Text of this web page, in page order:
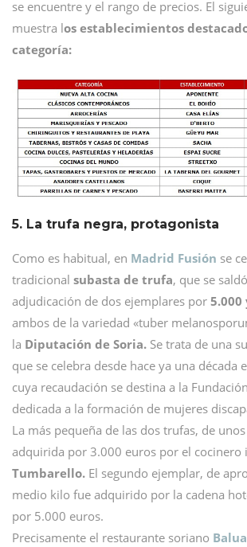
se encuentre y el rango de precios. El
muestra los establecimientos
categoría:
5. La trufa negra, protagonista
Como es habitual, en Madrid Fusión se
tradicional subasta de trufa, que se
adjudicación de dos ejemplares por 5.000
ambos de la variedad «tuber
la Diputación de Soria. Se trata de una
que se celebra desde hace ya una década
cuya recaudación se destina a la
dedicada a la formación de mujeres
La más pequeña de las dos trufas, de
adquirida por 3.000 euros por el cocinero
Tumbarello. El segundo ejemplar, de
medio kilo fue adquirido por la cadena
por 5.000 euros.
Precisamente el restaurante soriano